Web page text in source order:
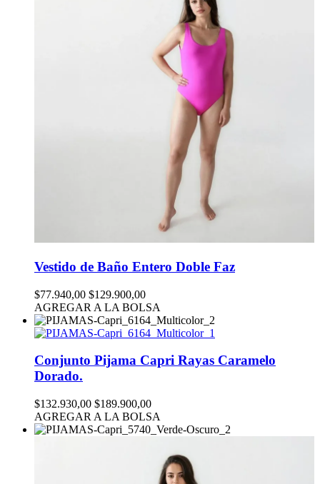
Vestido de Baño Entero Doble Faz
$77.940,00 $129.900,00
AGREGAR A LA BOLSA
Conjunto Pijama Capri Rayas Caramelo
Dorado.
$132.930,00 $189.900,00
AGREGAR A LA BOLSA